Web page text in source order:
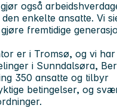
også
enkelte ansatte. Vi
fremtidige
er i Tromsø, og vi har
i Sunndalsøra,
350 ansatte og tilbyr
betingelser, og